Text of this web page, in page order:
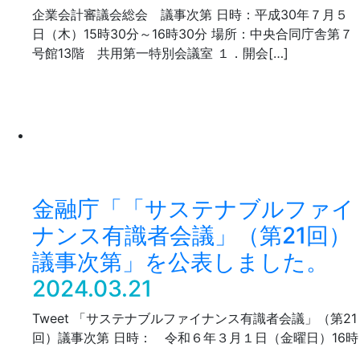
企業会計審議会総会 議事次第 日時：平成30年７月５
日（木）15時30分～16時30分 場所：中央合同庁舎第７
号館13階 共用第一特別会議室 １．開会[…]
金融庁「「サステナブルファイ
ナンス有識者会議」（第21回）
議事次第」を公表しました。
2024.03.21
Tweet 「サステナブルファイナンス有識者会議」（第21
回）議事次第 日時： 令和６年３月１日（金曜日）16時